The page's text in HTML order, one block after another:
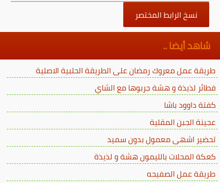
نسخ الرابط المختصر
شاهد أيضا ..
طريقة عمل معروك رمضان على الطريقة الحلبية الاصلية
فطائر لذيذة و هشة جربوها مع الشاي
كفتة داوود باشا
عجينة الجبن المقلية
تحضير اشهى معمول بدون سميد
كعكة المحلات بالليمون هشة و لذيذة
طريقة عمل الصفيحه